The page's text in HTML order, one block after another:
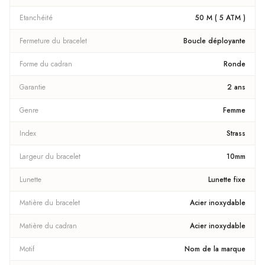
Etanchéité 50 M ( 5 ATM )
Fermeture du bracelet Boucle déployante
Forme du cadran Ronde
Garantie 2 ans
Genre Femme
Index Strass
Largeur du bracelet 10mm
Lunette Lunette fixe
Matière du bracelet Acier inoxydable
Matière du cadran Acier inoxydable
Motif Nom de la marque